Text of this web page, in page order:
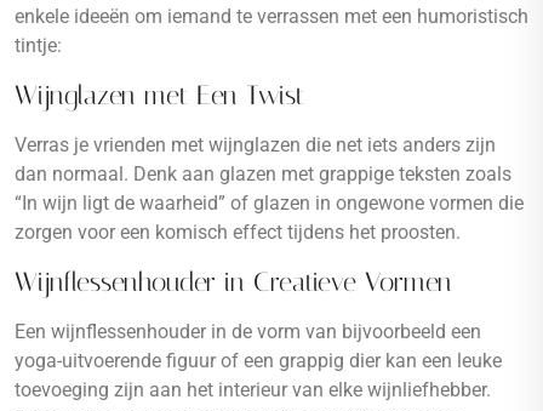
enkele ideeën om iemand te verrassen met een humoristisch
tintje:
Wijnglazen met Een Twist
Verras je vrienden met wijnglazen die net iets anders zijn
dan normaal. Denk aan glazen met grappige teksten zoals
“In wijn ligt de waarheid” of glazen in ongewone vormen die
zorgen voor een komisch effect tijdens het proosten.
Wijnflessenhouder in Creatieve Vormen
Een wijnflessenhouder in de vorm van bijvoorbeeld een
yoga-uitvoerende figuur of een grappig dier kan een leuke
toevoeging zijn aan het interieur van elke wijnliefhebber.